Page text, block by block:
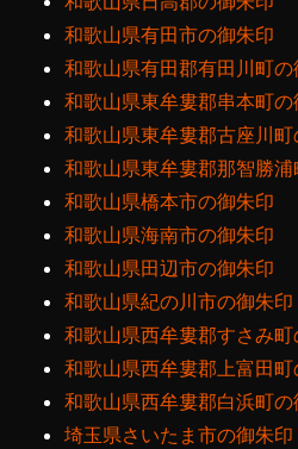
和歌山県有田市の御朱印
和歌山県有田郡有田川町の
和歌山県東牟婁郡串本町の
和歌山県東牟婁郡古座川町
和歌山県東牟婁郡那智勝
和歌山県橋本市の御朱印
和歌山県海南市の御朱印
和歌山県田辺市の御朱印
和歌山県紀の川市の御朱印
和歌山県西牟婁郡すさみ町
和歌山県西牟婁郡上富田町
和歌山県西牟婁郡白浜町の
埼玉県さいたま市の御朱印